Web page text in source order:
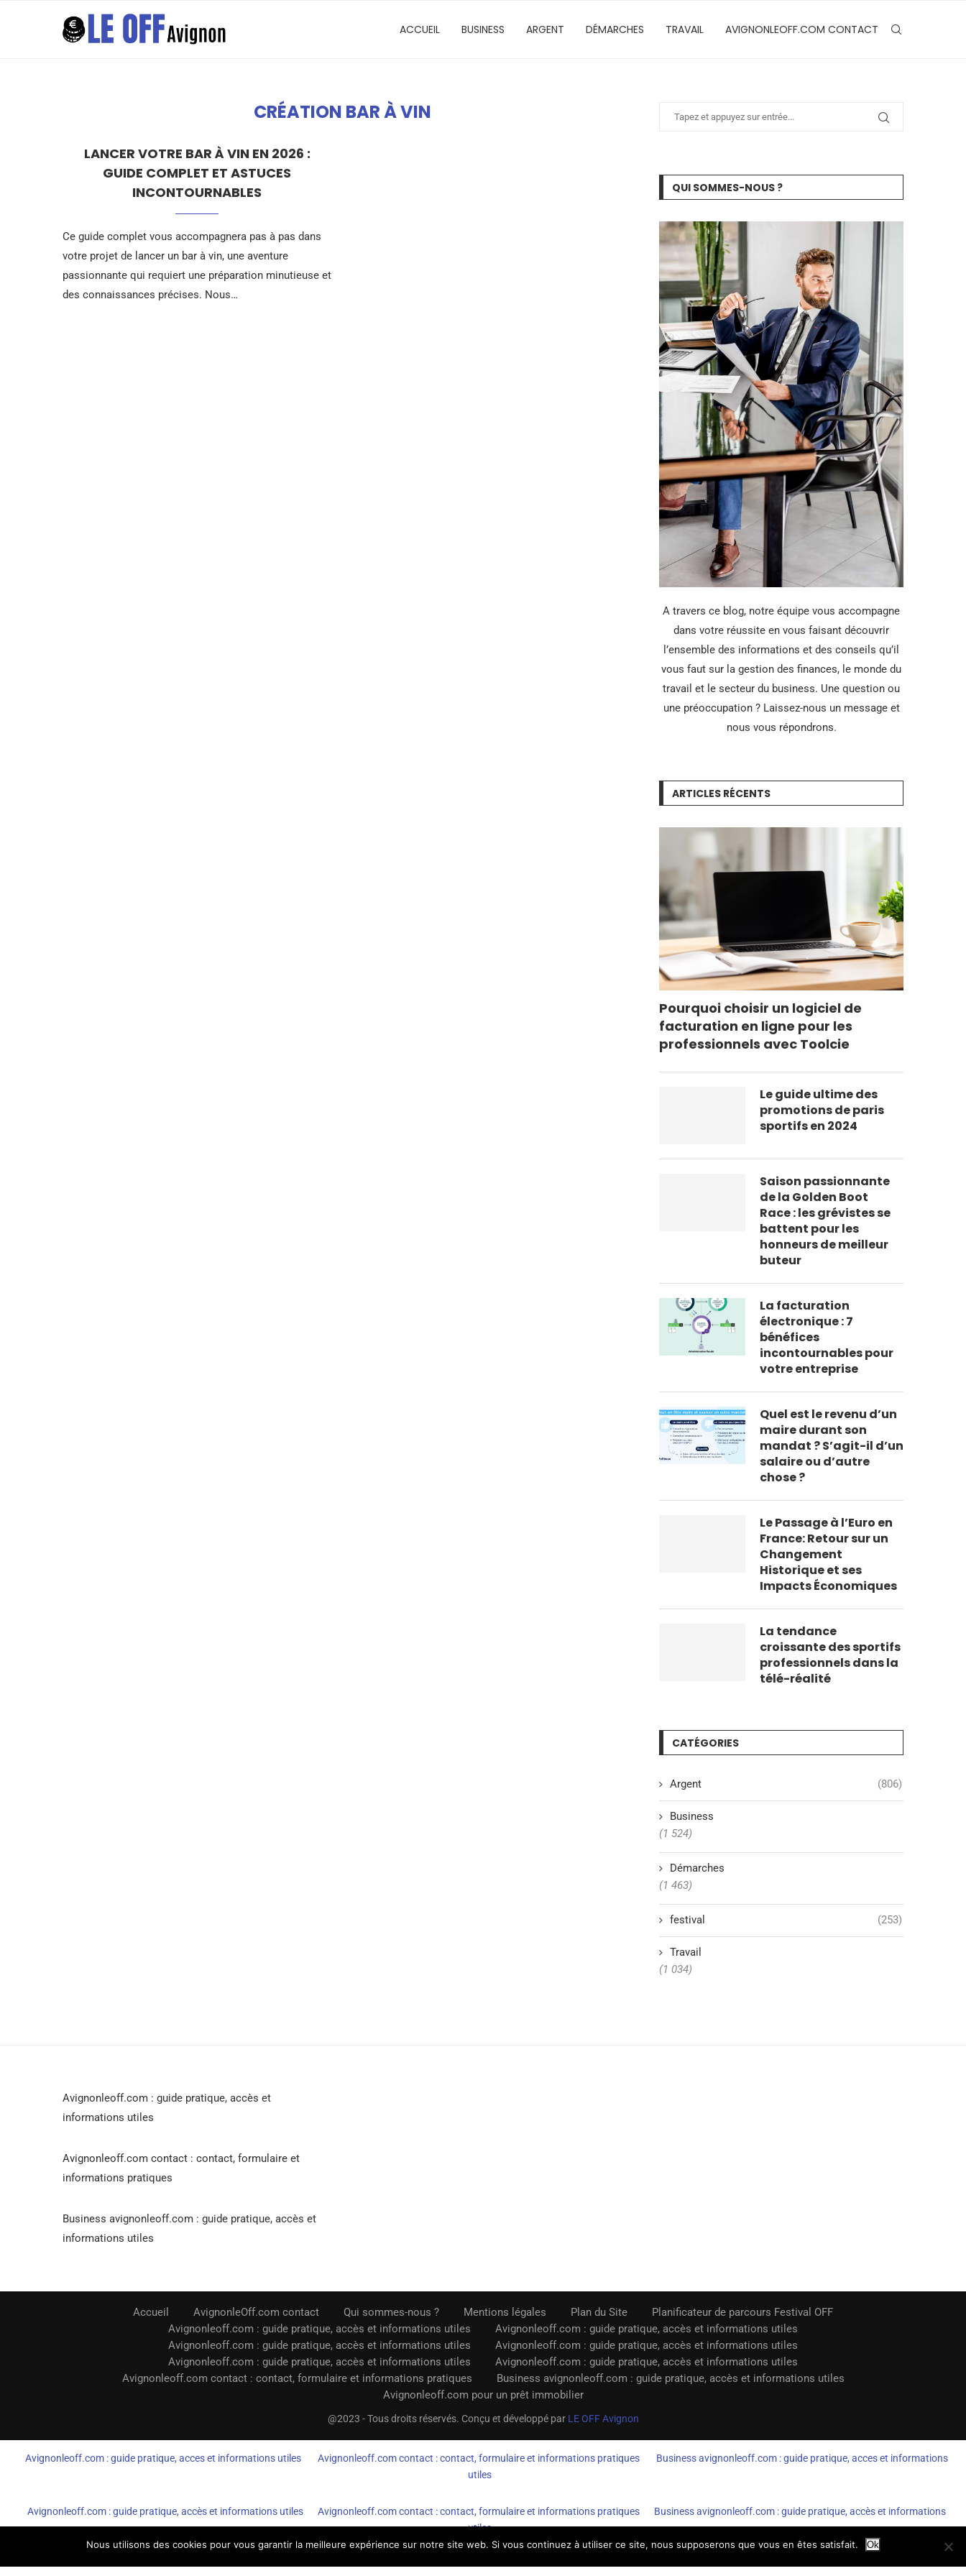
ACCUEIL BUSINESS ARGENT DÉMARCHES TRAVAIL AVIGNONLEOFF.COM CONTACT
CRÉATION BAR À VIN
LANCER VOTRE BAR À VIN EN 2026 :
GUIDE COMPLET ET ASTUCES
INCONTOURNABLES
Ce guide complet vous accompagnera pas à pas dans
votre projet de lancer un bar à vin, une aventure
passionnante qui requiert une préparation minutieuse et
des connaissances précises. Nous…
QUI SOMMES-NOUS ?
A travers ce blog, notre équipe vous accompagne
dans votre réussite en vous faisant découvrir
l’ensemble des informations et des conseils qu’il
vous faut sur la gestion des finances, le monde du
travail et le secteur du business. Une question ou
une préoccupation ? Laissez-nous un message et
nous vous répondrons.
ARTICLES RÉCENTS
Pourquoi choisir un logiciel de
facturation en ligne pour les
professionnels avec Toolcie
Le guide ultime des
promotions de paris
sportifs en 2024
Saison passionnante
de la Golden Boot
Race : les grévistes se
battent pour les
honneurs de meilleur
buteur
La facturation
électronique : 7
bénéfices
incontournables pour
votre entreprise
Quel est le revenu d’un
maire durant son
mandat ? S’agit-il d’un
salaire ou d’autre
chose ?
Le Passage à l’Euro en
France: Retour sur un
Changement
Historique et ses
Impacts Économiques
La tendance
croissante des sportifs
professionnels dans la
télé-réalité
CATÉGORIES
Argent (806)
Business
(1 524)
Démarches
(1 463)
festival (253)
Travail
(1 034)
Avignonleoff.com : guide pratique, accès et
informations utiles
Avignonleoff.com contact : contact, formulaire et
informations pratiques
Business avignonleoff.com : guide pratique, accès et
informations utiles
Accueil AvignonleOff.com contact Qui sommes-nous ? Mentions légales Plan du Site
Planificateur de parcours Festival OFF
Avignonleoff.com : guide pratique, accès et informations utiles
Avignonleoff.com : guide pratique, accès et informations utiles
Avignonleoff.com : guide pratique, accès et informations utiles
Avignonleoff.com : guide pratique, accès et informations utiles
Avignonleoff.com : guide pratique, accès et informations utiles
Avignonleoff.com : guide pratique, accès et informations utiles
Avignonleoff.com contact : contact, formulaire et informations pratiques
Business avignonleoff.com : guide pratique, accès et informations utiles
Avignonleoff.com pour un prêt immobilier
@2023 - Tous droits réservés. Conçu et développé par LE OFF Avignon
Avignonleoff.com : guide pratique, acces et informations utiles Avignonleoff.com contact : contact, formulaire et informations pratiques
Business avignonleoff.com : guide pratique, acces et informations
utiles
Avignonleoff.com : guide pratique, accès et informations utiles Avignonleoff.com contact : contact, formulaire et informations pratiques
Business avignonleoff.com : guide pratique, accès et informations
utiles
Nous utilisons des cookies pour vous garantir la meilleure expérience sur notre site web. Si vous continuez à utiliser ce site, nous supposerons que vous en êtes satisfait.
Ok